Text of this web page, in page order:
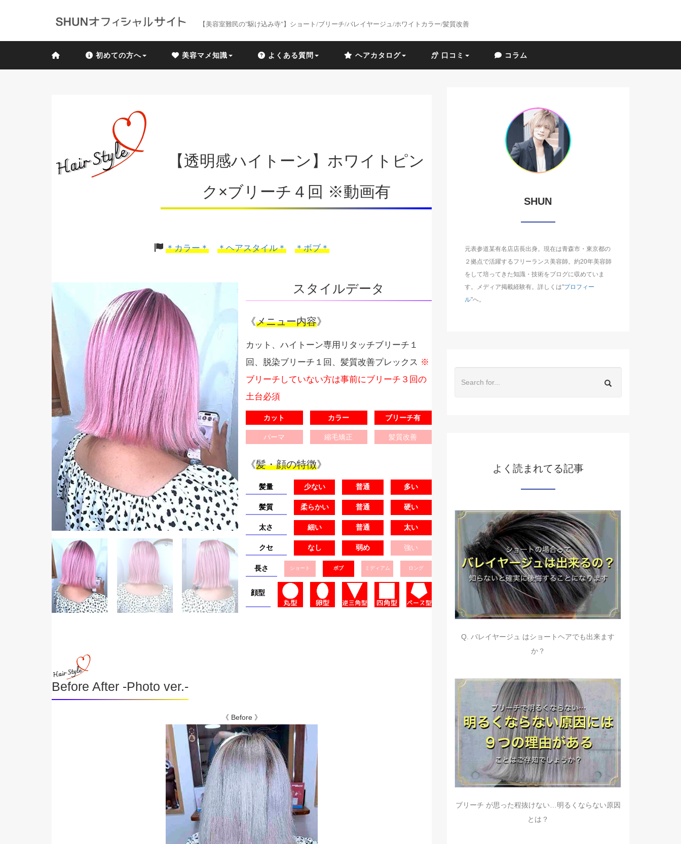
【美容室難民の"駆け込み寺"】ショート/ブリーチ/バレイヤージュ/ホワイトカラー/髪質改善
初めての方へ 美容マメ知識 よくある質問 ヘアカタログ 口コミ コラム
【透明感ハイトーン】ホワイトピン
ク×ブリーチ４回 ※動画有
＊カラー＊ ＊ヘアスタイル＊ ＊ボブ＊
スタイルデータ
《メニュー内容》
カット、ハイトーン専用リタッチブリーチ１
回、脱染ブリーチ１回、髪質改善プレックス ※
ブリーチしていない方は事前にブリーチ３回の
土台必須
カット カラー ブリーチ有
パーマ 縮毛矯正 髪質改善
《髪・顔の特徴》
髪量 少ない 普通 多い
髪質 柔らかい 普通 硬い
太さ 細い 普通 太い
クセ なし 弱め 強い
長さ ショート ボブ ミディアム ロング
顔型
Before After -Photo ver.-
《 Before 》
SHUN
元表参道某有名店店長出身。現在は青森市・東京都の
２拠点で活躍するフリーランス美容師。約20年美容師
をして培ってきた知識・技術をブログに収めていま
す。メディア掲載経験有。詳しくは"プロフィー
ル"へ。
よく読まれてる記事
Q. バレイヤージュ はショートヘアでも出来ます
か？
ブリーチ が思った程抜けない…明るくならない原因
とは？